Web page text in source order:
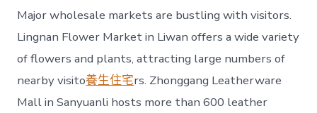
Major wholesale markets are bustling with visitors.
Lingnan Flower Market in Liwan offers a wide variety
of flowers and plants, attracting large numbers of
nearby visito養生住宅rs. Zhonggang Leatherware
Mall in Sanyuanli hosts more than 600 leather